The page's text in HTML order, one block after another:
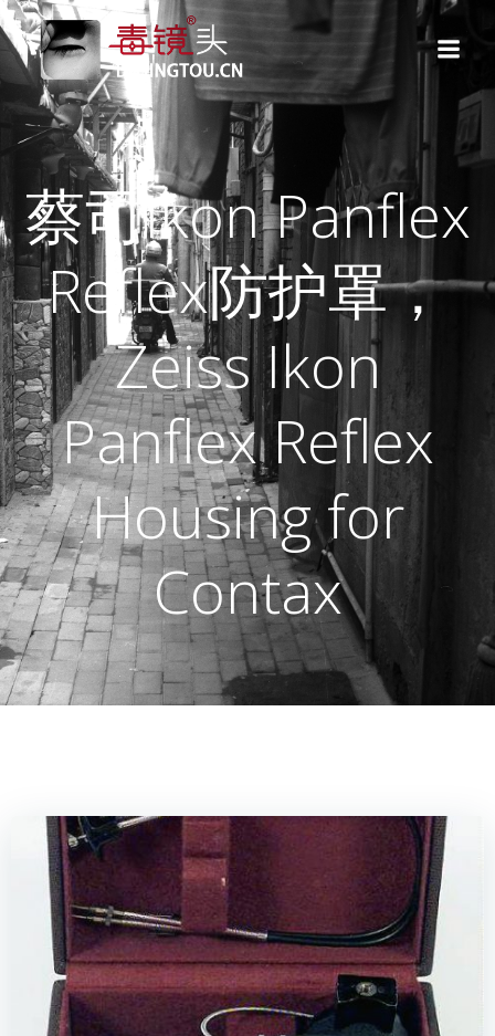
内
容
蔡司Ikon Panflex
Reflex防护罩，
Zeiss Ikon
Panflex Reflex
Housing for
Contax